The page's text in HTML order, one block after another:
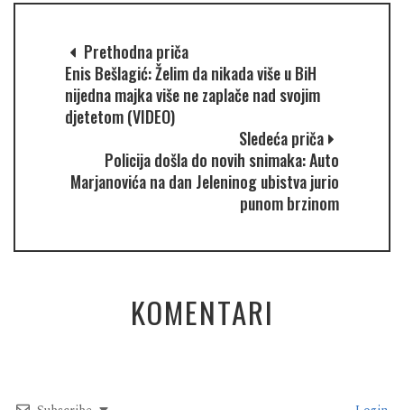
Prethodna priča
Enis Bešlagić: Želim da nikada više u BiH
nijedna majka više ne zaplače nad svojim
djetetom (VIDEO)
Sledeća priča
Policija došla do novih snimaka: Auto
Marjanovića na dan Jeleninog ubistva jurio
punom brzinom
KOMENTARI